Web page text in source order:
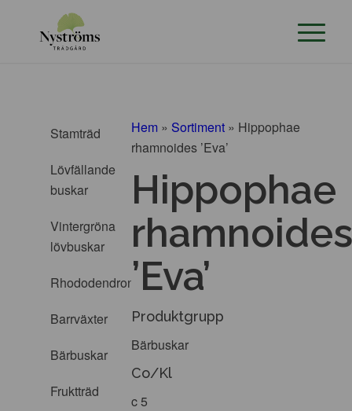
Stamträd
Lövfällande
buskar
Vintergröna
lövbuskar
Rhododendron
Barrväxter
Bärbuskar
Fruktträd
Hem » Sortiment » Hippophae
rhamnoides ’Eva’
Hippophae
’Eva’
Produktgrupp
Bärbuskar
Co/Kl
c 5